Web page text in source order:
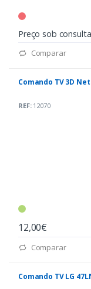
Preço sob consulta
Comparar
Comando TV 3D
REF:12070
12,00€
Comparar
Comando TV LG